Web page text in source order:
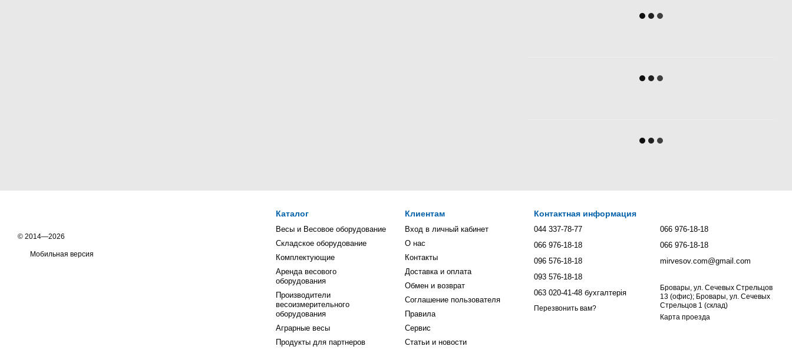
© 2014—2026
Мобильная версия
Каталог
Весы и Весовое оборудование
Складское оборудование
Комплектующие
Аренда весового
оборудования
Производители
весоизмерительного
оборудования
Аграрные весы
Продукты для партнеров
Клиентам
Вход в личный кабинет
О нас
Контакты
Доставка и оплата
Обмен и возврат
Соглашение пользователя
Правила
Сервис
Статьи и новости
Контактная информация
044 337-78-77
066 976-18-18
096 576-18-18
093 576-18-18
063 020-41-48 бухгалтерія
Перезвонить вам?
066 976-18-18
066 976-18-18
mirvesov.com@gmail.com
Бровары, ул. Сечевых Стрельцов
13 (офис); Бровары, ул. Сечевых
Стрельцов 1 (склад)
Карта проезда